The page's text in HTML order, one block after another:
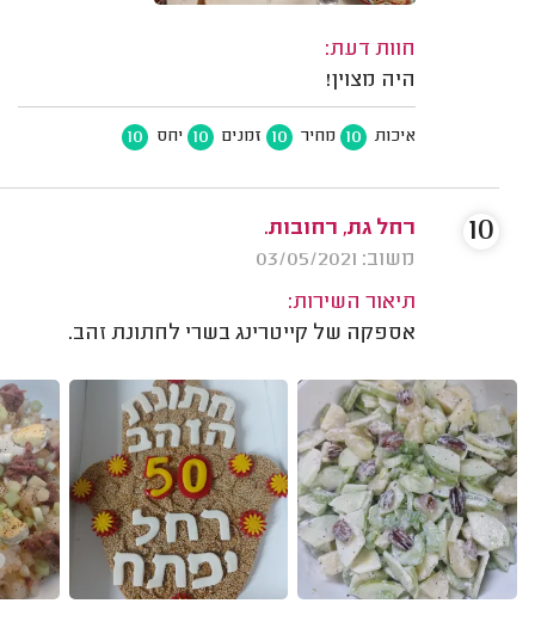
חוות דעת:
היה מצוין!
איכות 10 מחיר 10 זמנים 10 יחס 10
רחל גת, רחובות.
משוב: 03/05/2021
תיאור השירות:
אספקה של קייטרינג בשרי לחתונת זהב.
10